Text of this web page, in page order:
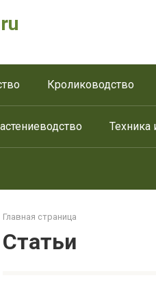
Кролиководство
Техника
Главная страница
Статьи